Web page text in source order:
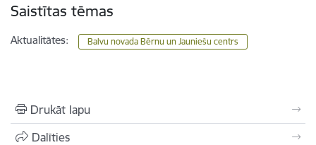
Saistītas tēmas
Aktualitātes: Balvu novada Bērnu un Jauniešu centrs
Drukāt lapu
Dalīties